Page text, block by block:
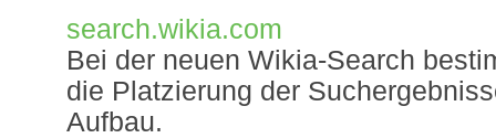
search.wikia.com
Bei der neuen Wikia-Search
die Platzierung der
Aufbau.